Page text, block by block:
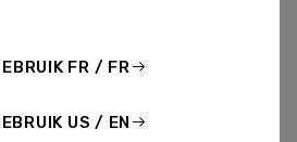
FR / FR
US / EN